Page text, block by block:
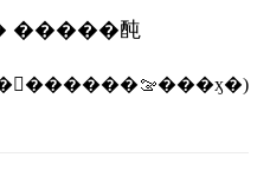
�����䣩
(��ࣺ�����ࡢ���ӽ�)